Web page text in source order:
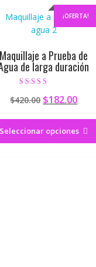
¡OFERTA!
Maquillaje a Prueba de
de larga duración
4.83
de 5
$420.00 $182.00
Seleccionar opciones